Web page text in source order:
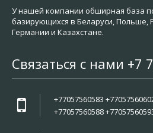
У нашей компании обширная база
базирующихся в Беларуси, Польше,
Германии и Казахстане.
Связаться с нами +7
+77057560583
+77057560588